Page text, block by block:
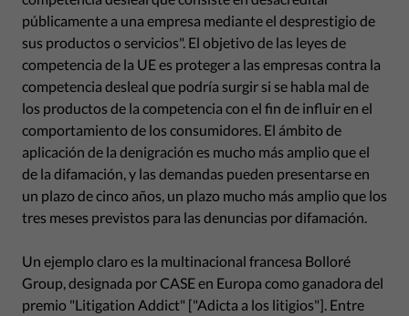
públicamente a una empresa mediante el desprestigio de
sus productos o servicios". El objetivo de las leyes de
competencia de la UE es proteger a las empresas contra la
competencia desleal que podría surgir si se habla mal de
los productos de la competencia con el fin de influir en el
comportamiento de los consumidores. El ámbito de
aplicación de la denigración es mucho más amplio que el
de la difamación, y las demandas pueden presentarse en
un plazo de cinco años, un plazo mucho más amplio que los
tres meses previstos para las denuncias por difamación.
Un ejemplo claro es la multinacional francesa Bolloré
Group, designada por CASE en Europa como ganadora del
premio "Litigation Addict" ["Adicta a los litigios"]. Entre